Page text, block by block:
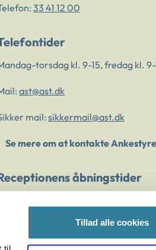
Tillad alle cookies
33 41 12 00
torsdag kl. 9-15, fredag kl. 9-
ast@ast.dk
mail: sikkermail@ast.dk
Se mere om at kontakte
åbningstider
Er du bekymret for et barn/en